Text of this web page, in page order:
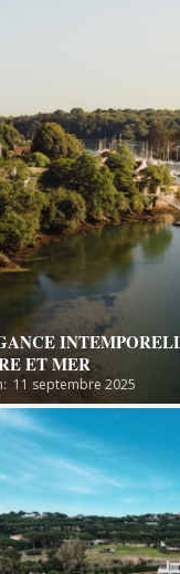
ET MER
11 septembre 2025